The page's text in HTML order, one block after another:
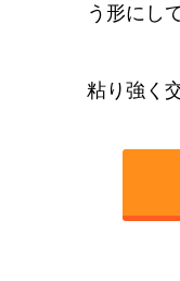
う形にし
粘り強く